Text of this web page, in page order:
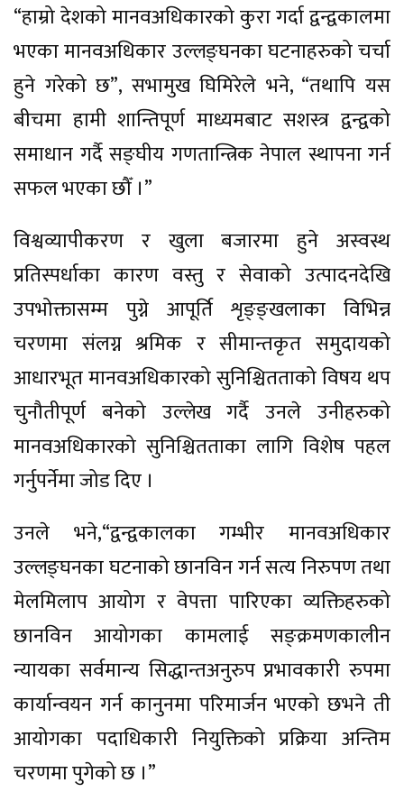
“हाम्रो देशको मानवअधिकारको कुरा गर्दा द्वन्द्वकालमा
भएका मानवअधिकार उल्लङ्घनका घटनाहरुको चर्चा
हुने गरेको छ”, सभामुख घिमिरेले भने, “तथापि यस
बीचमा हामी शान्तिपूर्ण माध्यमबाट सशस्त्र द्वन्द्वको
समाधान गर्दै सङ्घीय गणतान्त्रिक नेपाल स्थापना गर्न
सफल भएका छौँ ।”
विश्वव्यापीकरण र खुला बजारमा हुने अस्वस्थ
प्रतिस्पर्धाका कारण वस्तु र सेवाको उत्पादनदेखि
उपभोक्तासम्म पुग्ने आपूर्ति शृङ्ङ्खलाका विभिन्न
चरणमा संलग्न श्रमिक र सीमान्तकृत समुदायको
आधारभूत मानवअधिकारको सुनिश्चितताको विषय थप
चुनौतीपूर्ण बनेको उल्लेख गर्दै उनले उनीहरुको
मानवअधिकारको सुनिश्चितताका लागि विशेष पहल
गर्नुपर्नेमा जोड दिए ।
उनले भने,“द्वन्द्वकालका गम्भीर मानवअधिकार
उल्लङ्घनका घटनाको छानविन गर्न सत्य निरुपण तथा
मेलमिलाप आयोग र वेपत्ता पारिएका व्यक्तिहरुको
छानविन आयोगका कामलाई सङ्क्रमणकालीन
न्यायका सर्वमान्य सिद्धान्तअनुरुप प्रभावकारी रुपमा
कार्यान्वयन गर्न कानुनमा परिमार्जन भएको छभने ती
आयोगका पदाधिकारी नियुक्तिको प्रक्रिया अन्तिम
चरणमा पुगेको छ ।”